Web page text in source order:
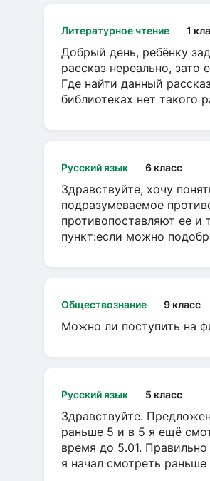
Литературное чтение 1
Добрый день, ребёнку
рассказ нереально,
Где найти данный
библиотеках нет такого
Русский язык 6 класс
Здравствуйте, хочу
подразумеваемое
противопоставляют ее и
пункт:если можно
Обществознание 9 класс
Можно ли поступить на
Русский язык 5 класс
Здравствуйте.
раньше 5 и в 5 я ещё
время до 5.01.
я начал смотреть раньше